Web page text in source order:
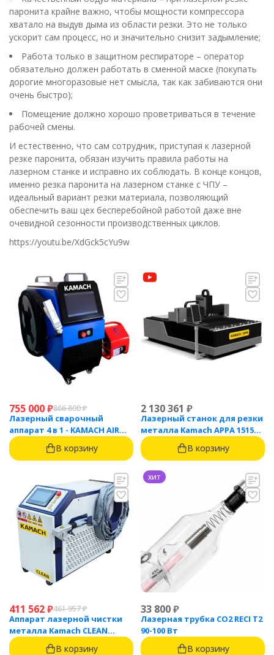
паронита крайне важно, чтобы мощности компрессора
хватало на выдув дыма из области резки. Это не только
ускорит сам процесс, но и значительно снизит задымление;
Работа только в защитном респираторе – оператор
обязательно должен работать в сменной маске (покупать
дорогие многоразовые нет смысла, так как забиваются они
очень быстро);
Помещение должно хорошо проветриваться в течение
рабочей смены.
И естественно, что сам сотрудник, приступая к лазерной
резке паронита, обязан изучить правила работы на
лазерном станке и исправно их соблюдать. В конце концов,
именно резка паронита на лазерном станке с ЧПУ –
идеальный вариант резки материала, позволяющий
обеспечить ваш цех бесперебойной работой даже вне
очевидной сезонности производственных циклов.
https://youtu.be/XdGck5cYu9w
755 000₽866 800₽
Лазерный сварочный
аппарат 4 в 1 - KAMACH AIR
1500
В корзину
2 130 361 ₽
Лазерный станок для резки
металла Kamach APPA 1515
(1500 Вт)
В корзину
411 562₽461 957₽
Аппарат лазерной чистки
металла Kamach CLEAN
1500BW
В корзину
хит
33 800₽
Лазерная трубка CO2 RECI T2
90-100 Вт
В корзину